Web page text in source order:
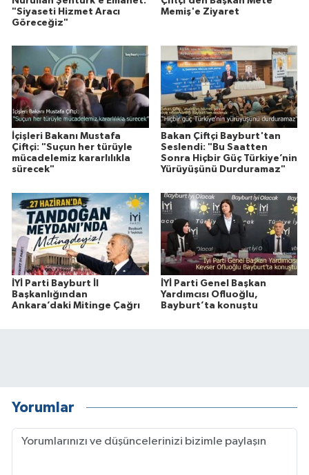
"Siyaseti Hizmet Aracı
Göreceğiz"
Memiş'e Ziyaret
İçişleri Bakanı Mustafa
Çiftçi: "Suçun her türüyle
mücadelemiz kararlılıkla
sürecek"
Bakan Çiftçi Bayburt'tan
Seslendi: "Bu Saatten
Sonra Hiçbir Güç Türkiye’nin
Yürüyüşünü Durduramaz"
İYİ Parti Bayburt İl
Başkanlığından
Ankara’daki Mitinge Çağrı
İYİ Parti Genel Başkan
Yardımcısı Ofluoğlu,
Bayburt’ta konuştu
Yorumlar